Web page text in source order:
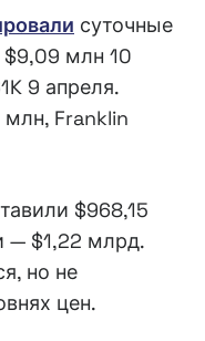
суточные
$9,09 млн 10
9 апреля.
Franklin
$968,15
— $1,22 млрд.
но не
цен.